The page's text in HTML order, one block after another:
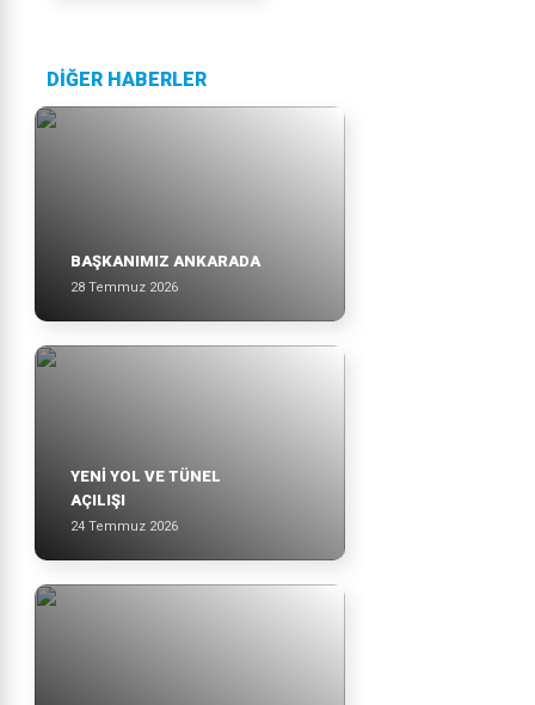
DİĞER HABERLER
BAŞKANIMIZ ANKARADA
28 Temmuz 2026
YENİ YOL VE TÜNEL
AÇILIŞI
24 Temmuz 2026